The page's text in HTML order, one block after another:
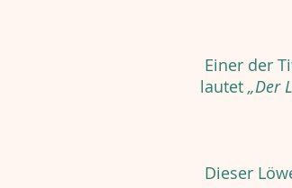
Einer der
lautet „Der
Dieser